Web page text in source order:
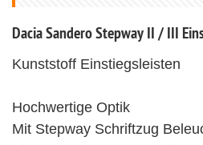
Dacia Sandero Stepway II / III
Kunststoff Einstiegsleisten
Hochwertige Optik
Mit Stepway Schriftzug